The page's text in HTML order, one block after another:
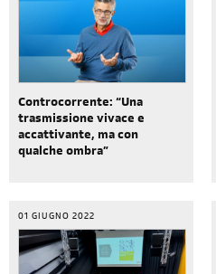
Controcorrente: “Una
trasmissione vivace e
accattivante, ma con
qualche ombra”
01 GIUGNO 2022